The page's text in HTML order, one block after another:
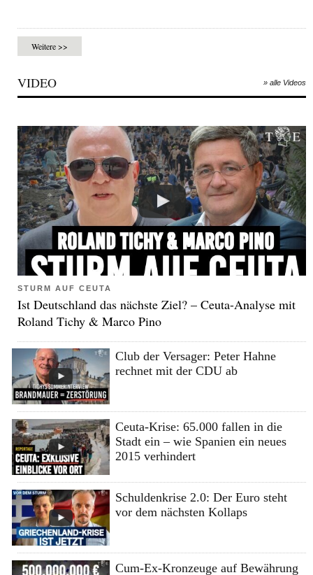
Weitere >>
VIDEO » alle Videos
STURM AUF CEUTA
Ist Deutschland das nächste Ziel? – Ceuta-Analyse mit
Roland Tichy & Marco Pino
Club der Versager: Peter Hahne
rechnet mit der CDU ab
Ceuta-Krise: 65.000 fallen in die
Stadt ein – wie Spanien ein neues
2015 verhindert
Schuldenkrise 2.0: Der Euro steht
vor dem nächsten Kollaps
Cum-Ex-Kronzeuge auf Bewährung